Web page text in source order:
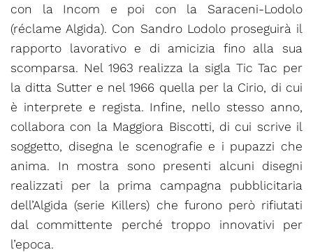
con la Incom e poi con la Saraceni-Lodolo
(réclame Algida). Con Sandro Lodolo proseguirà il
rapporto lavorativo e di amicizia fino alla sua
scomparsa. Nel 1963 realizza la sigla Tic Tac per
la ditta Sutter e nel 1966 quella per la Cirio, di cui
è interprete e regista. Infine, nello stesso anno,
collabora con la Maggiora Biscotti, di cui scrive il
soggetto, disegna le scenografie e i pupazzi che
anima. In mostra sono presenti alcuni disegni
realizzati per la prima campagna pubblicitaria
dell’Algida (serie Killers) che furono però rifiutati
dal committente perché troppo innovativi per
l’epoca.